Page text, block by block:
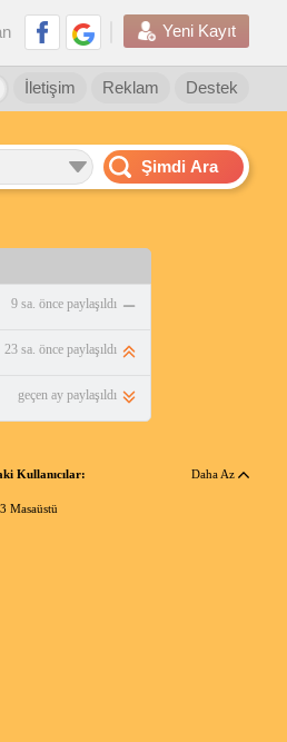
Yeni Kayıt
Destek
Reklam
İletişim
Şimdi Ara
9 sa. önce paylaşıldı
23 sa. önce paylaşıldı
geçen ay paylaşıldı
Kullanıcılar: Daha Az
3 Masaüstü